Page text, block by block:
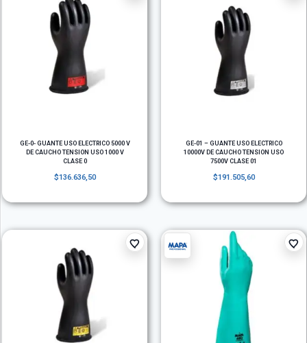
GE-0- GUANTE USO ELECTRICO 5000 V
DE CAUCHO TENSION USO 1000 V
CLASE 0
$136.636,50
GE-01 – GUANTE USO ELECTRICO
10000V DE CAUCHO TENSION USO
7500V CLASE 01
$191.505,60